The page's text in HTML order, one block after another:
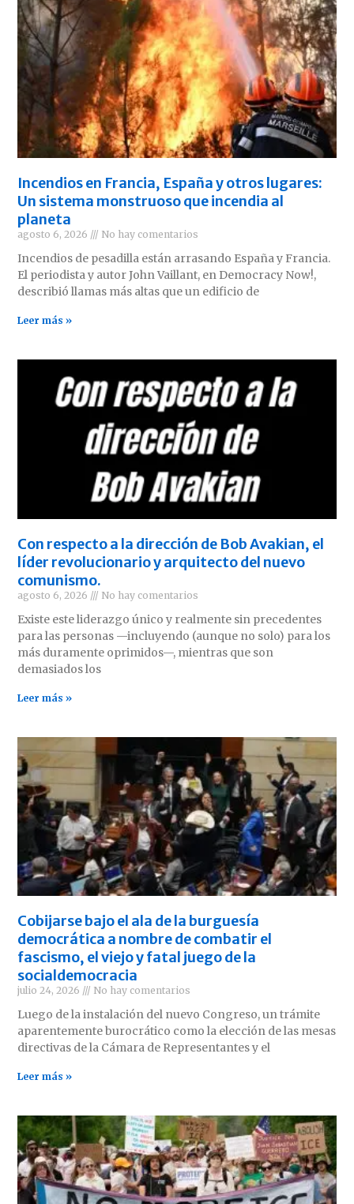
Incendios en Francia, España y otros lugares:
Un sistema monstruoso que incendia al
planeta
agosto 6, 2026 No hay comentarios
Incendios de pesadilla están arrasando España y Francia.
El periodista y autor John Vaillant, en Democracy Now!,
describió llamas más altas que un edificio de
Leer más »
Con respecto a la dirección de Bob Avakian, el
líder revolucionario y arquitecto del nuevo
comunismo.
agosto 6, 2026 No hay comentarios
Existe este liderazgo único y realmente sin precedentes
para las personas —incluyendo (aunque no solo) para los
más duramente oprimidos—, mientras que son
demasiados los
Leer más »
Cobijarse bajo el ala de la burguesía
democrática a nombre de combatir el
fascismo, el viejo y fatal juego de la
socialdemocracia
julio 24, 2026 No hay comentarios
Luego de la instalación del nuevo Congreso, un trámite
aparentemente burocrático como la elección de las mesas
directivas de la Cámara de Representantes y el
Leer más »